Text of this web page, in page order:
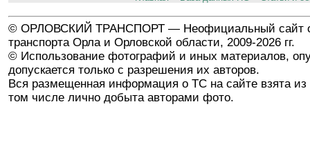
© ОРЛОВСКИЙ ТРАНСПОРТ — Неофициальный сайт
транспорта Орла и Орловской области, 2009-2026 гг.
© Использование фотографий и иных материалов,
допускается только с разрешения их авторов.
Вся размещенная информация о ТС на сайте взята из
том числе лично добыта авторами фото.